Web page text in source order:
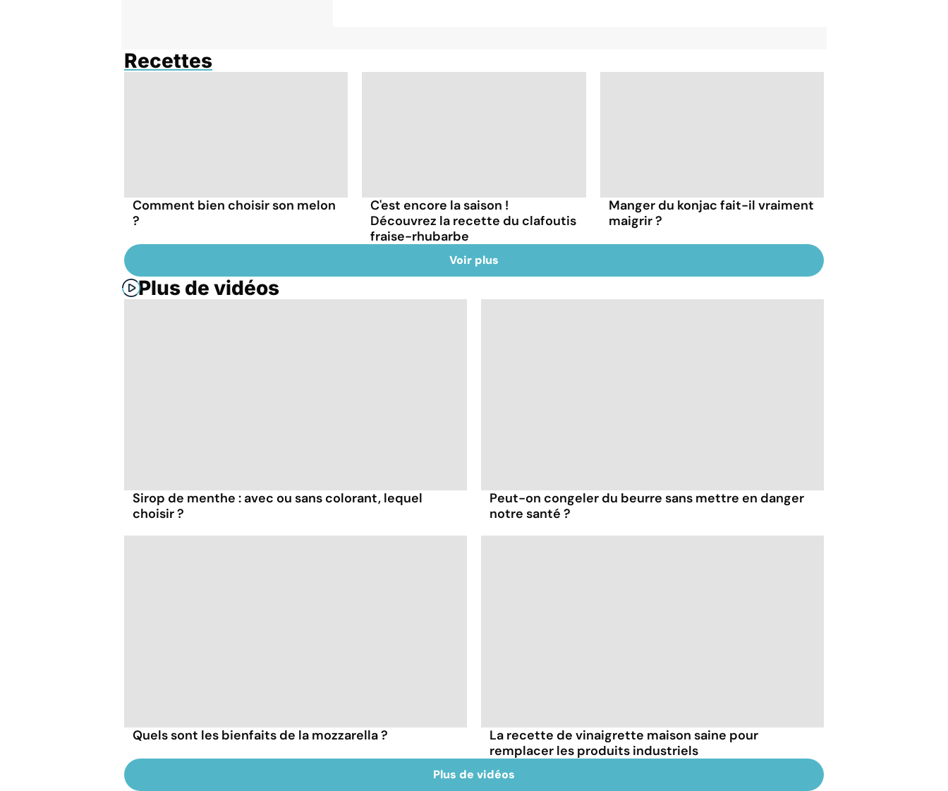
Recettes
Comment bien choisir son melon
?
C'est encore la saison !
Découvrez la recette du clafoutis
fraise-rhubarbe
Manger du konjac fait-il vraiment
maigrir ?
Voir plus
Plus de vidéos
Sirop de menthe : avec ou sans colorant, lequel
choisir ?
Peut-on congeler du beurre sans mettre en danger
notre santé ?
Quels sont les bienfaits de la mozzarella ?
La recette de vinaigrette maison saine pour
remplacer les produits industriels
Plus de vidéos